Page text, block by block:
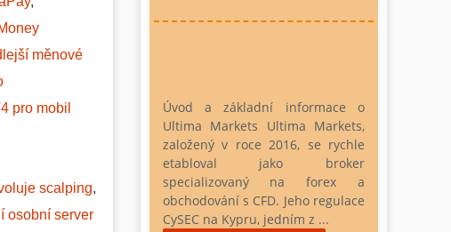
měnové
pro mobil
scalping,
osobní server
Úvod a základní informace o
Ultima Markets
Ultima Markets,
založený v roce 2016, se rychle
etabloval jako broker
specializovaný na forex a
obchodování s CFD. Jeho regulace
CySEC na Kypru, jedním z ...